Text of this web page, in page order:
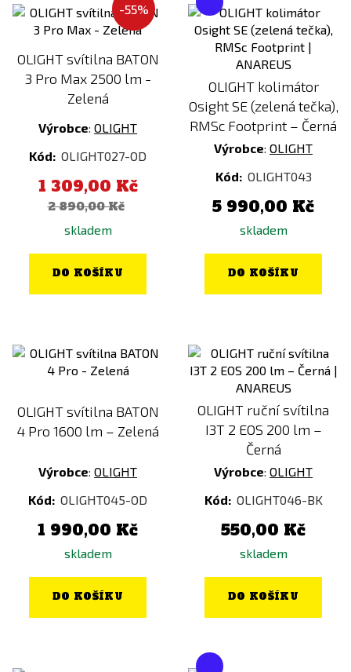
-55%
OLIGHT svítilna BATON
3 Pro Max 2500 lm -
Zelená
Výrobce: OLIGHT
Kód: OLIGHT027-OD
1 309,00 Kč
2 890,00 Kč
skladem
DO KOŠÍKU
OLIGHT kolimátor
Osight SE (zelená tečka),
RMSc Footprint – Černá
Výrobce: OLIGHT
Kód: OLIGHT043
5 990,00 Kč
skladem
DO KOŠÍKU
OLIGHT svítilna BATON
4 Pro 1600 lm – Zelená
Výrobce: OLIGHT
Kód: OLIGHT045-OD
1 990,00 Kč
skladem
DO KOŠÍKU
OLIGHT ruční svítilna
I3T 2 EOS 200 lm –
Černá
Výrobce: OLIGHT
Kód: OLIGHT046-BK
550,00 Kč
skladem
DO KOŠÍKU